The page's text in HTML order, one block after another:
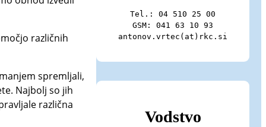
različnih
spremljali,
Najbolj so jih
različna
Tel.: 04 510 25 00
GSM: 041 63 10 93
antonov.vrtec(at)rkc.si
Vodstvo